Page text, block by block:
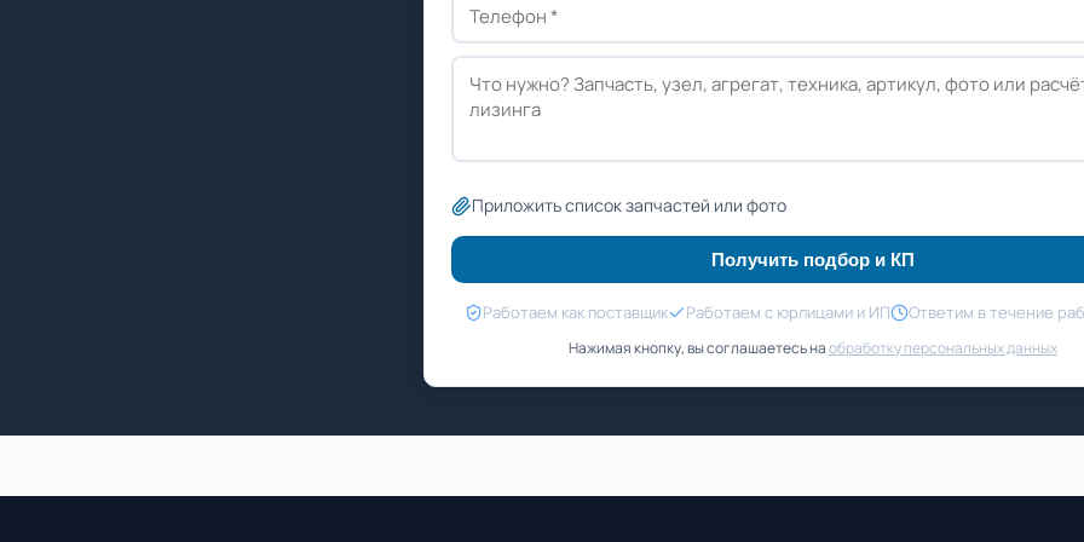
Приложить список запчастей или фото
Получить подбор и КП
Работаем как поставщик Работаем с юрлицами и ИП Ответим в течение
Нажимая кнопку, вы соглашаетесь наобработку персональных данных